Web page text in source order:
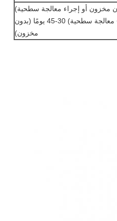
طلب بالجملة: 5 أيام (مخزون) 10-20 يومًا (مخزون + معالجة سطحية) 30-45 يومًا (بدون
مخزون)